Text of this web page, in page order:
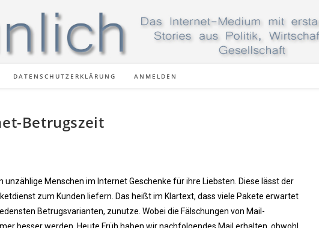
DATENSCHUTZERKLÄRUNG ANMELDEN
Betrugszeit
unzählige Menschen im Internet Geschenke für ihre Liebsten. Diese lässt der
zum Kunden liefern. Das heißt im Klartext, dass viele Pakete erwartet
Betrugsvarianten, zunutze. Wobei die Fälschungen von Mail-